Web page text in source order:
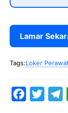
Lamar
Tags:Loker Perawat